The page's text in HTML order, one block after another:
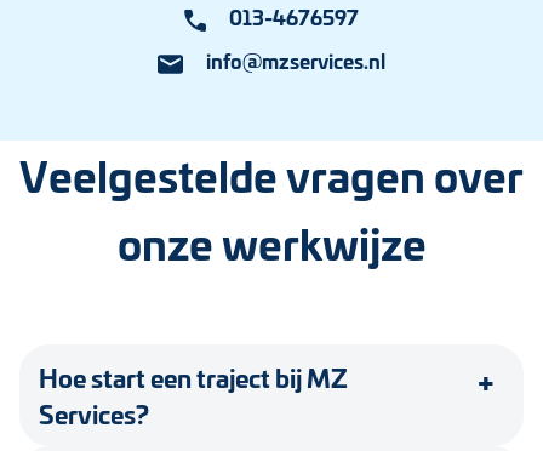
013-4676597
info@mzservices.nl
Veelgestelde vragen over
onze werkwijze
Hoe start een traject bij MZ
Services?